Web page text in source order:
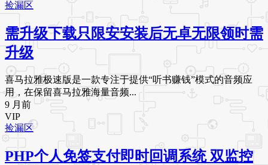
捡漏区
需升级下载只限安安装后无卓无限领时需
升级
喜马拉雅极速版是一款专注于提供“听书赚钱”模式的音频应
用，在保留喜马拉雅海量音频...
9 月前
VIP
捡漏区
PHP个人免签支付即时回调系统 双监控